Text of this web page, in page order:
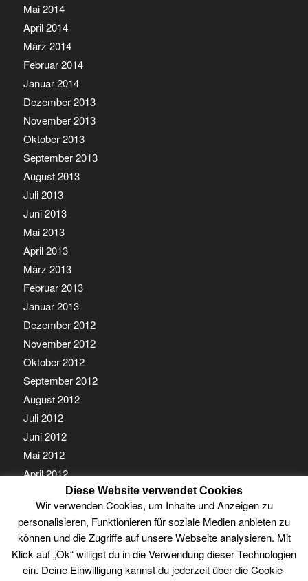
Mai 2014
April 2014
März 2014
Februar 2014
Januar 2014
Dezember 2013
November 2013
Oktober 2013
September 2013
August 2013
Juli 2013
Juni 2013
Mai 2013
April 2013
März 2013
Februar 2013
Januar 2013
Dezember 2012
November 2012
Oktober 2012
September 2012
August 2012
Juli 2012
Juni 2012
Mai 2012
April 2012
März 2012
Februar 2012
Januar 2012
Diese Website verwendet Cookies
Wir verwenden Cookies, um Inhalte und Anzeigen zu
personalisieren, Funktionieren für soziale Medien anbieten zu
können und die Zugriffe auf unsere Webseite analysieren. Mit
Klick auf „Ok“ willigst du in die Verwendung dieser Technologien
ein. Deine Einwilligung kannst du jederzeit über die Cookie-